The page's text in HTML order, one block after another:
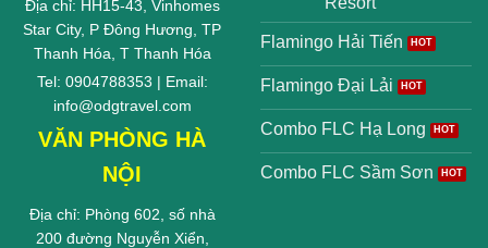
Địa chỉ: HH15-43, Vinhomes
Star City, P Đông Hương, TP
Thanh Hóa, T Thanh Hóa
Tel: 0904788353 | Email:
info@odgtravel.com
VĂN PHÒNG HÀ
NỘI
Địa chỉ: Phòng 602, số nhà
200 đường Nguyễn Xiển,
Flamingo Hải Tiến
Flamingo Đại Lải
Combo FLC Hạ Long
Combo FLC Sầm Sơn